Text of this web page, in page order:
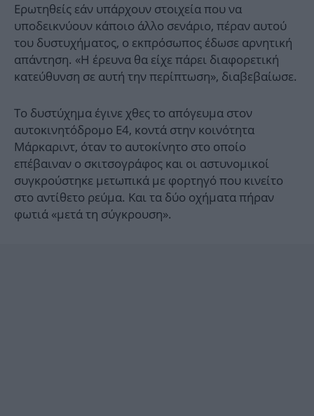
Ερωτηθείς εάν υπάρχουν στοιχεία που να
υποδεικνύουν κάποιο άλλο σενάριο, πέραν αυτού
του δυστυχήματος, ο εκπρόσωπος έδωσε αρνητική
απάντηση. «Η έρευνα θα είχε πάρει διαφορετική
κατεύθυνση σε αυτή την περίπτωση», διαβεβαίωσε.
Το δυστύχημα έγινε χθες το απόγευμα στον
αυτοκινητόδρομο E4, κοντά στην κοινότητα
Μάρκαριντ, όταν το αυτοκίνητο στο οποίο
επέβαιναν ο σκιτσογράφος και οι αστυνομικοί
συγκρούστηκε μετωπικά με φορτηγό που κινείτο
στο αντίθετο ρεύμα. Και τα δύο οχήματα πήραν
φωτιά «μετά τη σύγκρουση».